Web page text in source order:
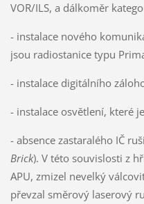
VOR/ILS, a dálkoměr
- instalace nového
jsou radiostanice typu
- instalace digitálního
- instalace osvětlení, které
- absence zastaralého IČ
Brick). V této souvislosti z
APU, zmizel nevelký
převzal směrový laserový